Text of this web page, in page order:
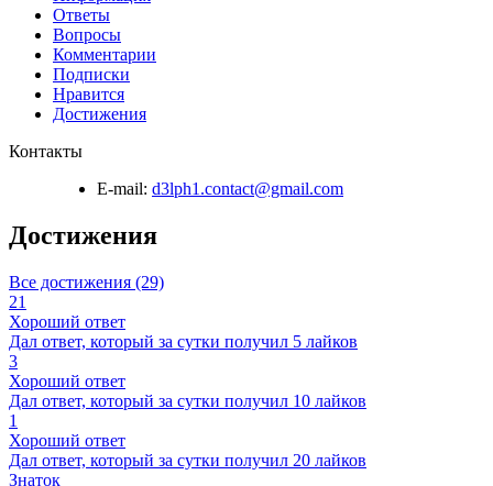
Ответы
Вопросы
Комментарии
Подписки
Нравится
Достижения
Контакты
E-mail: d3lph1.contact@gmail.com
Достижения
Все достижения (29)
21
Хороший ответ
Дал ответ, который за сутки получил 5 лайков
3
Хороший ответ
Дал ответ, который за сутки получил 10 лайков
1
Хороший ответ
Дал ответ, который за сутки получил 20 лайков
Знаток